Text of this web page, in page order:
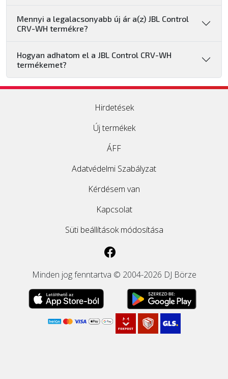
Mennyi a legalacsonyabb új ár a(z) JBL Control
CRV-WH termékre?
Hogyan adhatom el a JBL Control CRV-WH
termékemet?
Hirdetések
Új termékek
ÁFF
Adatvédelmi Szabályzat
Kérdésem van
Kapcsolat
Süti beállítások módosítása
Minden jog fenntartva © 2004-2026 DJ Börze